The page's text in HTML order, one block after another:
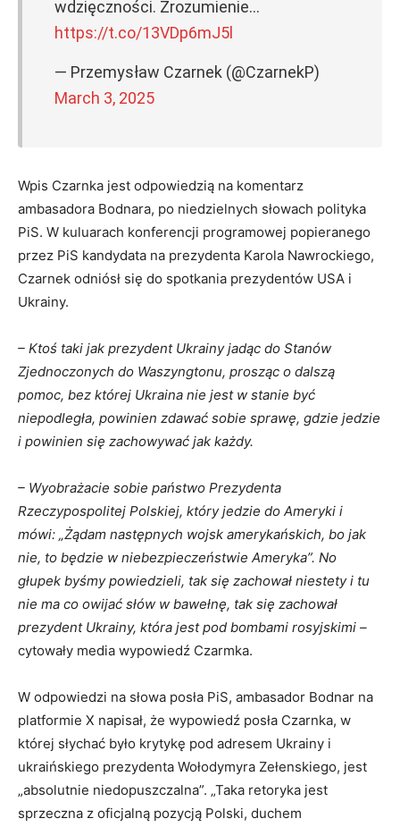
wdzięczności. Zrozumienie…
https://t.co/13VDp6mJ5l
— Przemysław Czarnek (@CzarnekP)
March 3, 2025
Wpis Czarnka jest odpowiedzią na komentarz
ambasadora Bodnara, po niedzielnych słowach polityka
PiS. W kuluarach konferencji programowej popieranego
przez PiS kandydata na prezydenta Karola Nawrockiego,
Czarnek odniósł się do spotkania prezydentów USA i
Ukrainy.
– Ktoś taki jak prezydent Ukrainy jadąc do Stanów
Zjednoczonych do Waszyngtonu, prosząc o dalszą
pomoc, bez której Ukraina nie jest w stanie być
niepodległa, powinien zdawać sobie sprawę, gdzie jedzie
i powinien się zachowywać jak każdy.
– Wyobrażacie sobie państwo Prezydenta
Rzeczypospolitej Polskiej, który jedzie do Ameryki i
mówi: „Żądam następnych wojsk amerykańskich, bo jak
nie, to będzie w niebezpieczeństwie Ameryka”. No
głupek byśmy powiedzieli, tak się zachował niestety i tu
nie ma co owijać słów w bawełnę, tak się zachował
prezydent Ukrainy, która jest pod bombami rosyjskimi –
cytowały media wypowiedź Czarmka.
W odpowiedzi na słowa posła PiS, ambasador Bodnar na
platformie X napisał, że wypowiedź posła Czarnka, w
której słychać było krytykę pod adresem Ukrainy i
ukraińskiego prezydenta Wołodymyra Zełenskiego, jest
„absolutnie niedopuszczalna”. „Taka retoryka jest
sprzeczna z oficjalną pozycją Polski, duchem